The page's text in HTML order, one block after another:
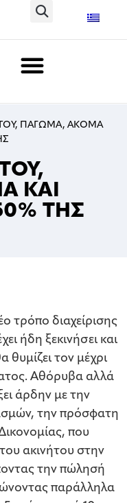
ΠΑΓΩΜΑ, ΑΚΟΜΑ
ΚΑΙ
ΤΗΣ
τρόπο διαχείρισης
ήδη ξεκινήσει και
θυμίζει τον μέχρι
Αθόρυβα αλλά
άρδην με την
την πρόσφατη
που
ακινήτου στην
την πώλησή
παράλληλα